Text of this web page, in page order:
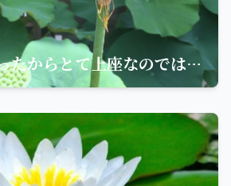
頭髪が白くなったからとて上座なのではない。ただ歳を取っただけならば、空しく老いぼれた人と呼ばれる